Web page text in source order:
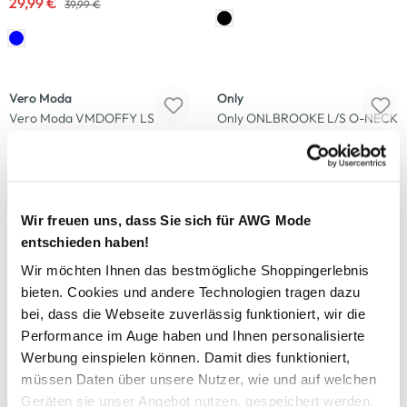
Wir freuen uns, dass Sie sich für AWG Mode
entschieden haben!
Wir möchten Ihnen das bestmögliche Shoppingerlebnis
bieten. Cookies und andere Technologien tragen dazu
bei, dass die Webseite zuverlässig funktioniert, wir die
Performance im Auge haben und Ihnen personalisierte
Werbung einspielen können. Damit dies funktioniert,
müssen Daten über unsere Nutzer, wie und auf welchen
Geräten sie unser Angebot nutzen, gespeichert werden.
39,99 €
Vero Moda
Vero Moda VMDOFFY LS
Only
Only ONLBROOKE L/S O-NECK
-35%
Sure
Damen Kuschelfleecehoodie in
12,99 € 19,99 €
-20%
Puma
Damen Trainingshose ESS
SWEATPANTS TR CL
39,99 € 49,95 €